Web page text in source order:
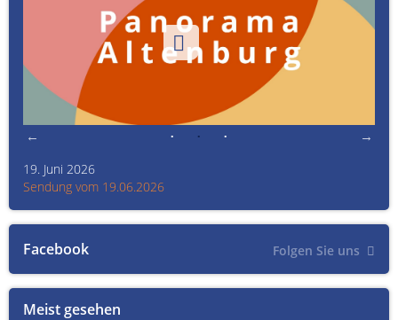
Meist gesehen
Facebook Folgen Sie uns
19. Juni 2026
Sendung vom 19.06.2026